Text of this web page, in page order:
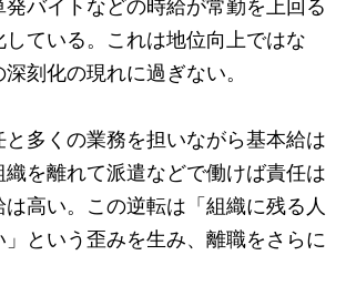
ている。これは地位向上ではな
刻化の現れに過ぎない。
多くの業務を担いながら基本給は
を離れて派遣などで働けば責任は
高い。この逆転は「組織に残る人
という歪みを生み、離職をさらに